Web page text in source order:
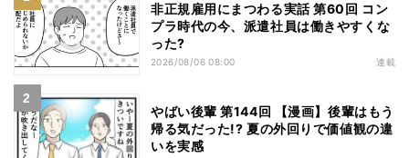
非正規雇用にまつわる実話 第60回 コン
プラ時代の今、派遣社員は働きやすくな
った?
2026/08/06 08:00 連載
やばい後輩 第144回 【漫画】後輩はもう
帰る気だった!? 夏の外回りで価値観の違
いを実感